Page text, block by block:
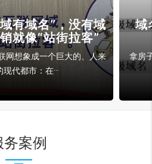
有域名”，没有域
就像“站街拉客”
网想象成一个巨大的、人来
现代都市：在···
域
拿房
务案例